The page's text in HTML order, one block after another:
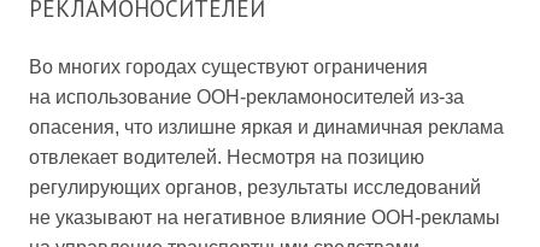
РЕКЛАМОНОСИТЕЛЕЙ
Во многих городах существуют ограничения
на использование OOH-рекламоносителей из-за
опасения, что излишне яркая и динамичная реклама
отвлекает водителей. Несмотря на позицию
регулирующих органов, результаты исследований
не указывают на негативное влияние OOH-рекламы